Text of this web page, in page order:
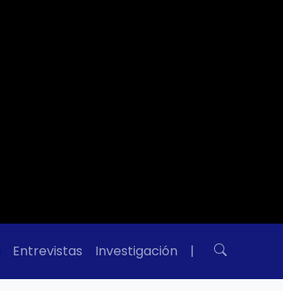
Entrevistas Investigación |